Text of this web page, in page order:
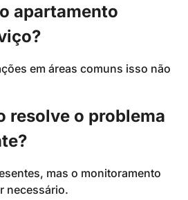
apartamento
em áreas comuns isso não
resolve o problema
mas o monitoramento
necessário.